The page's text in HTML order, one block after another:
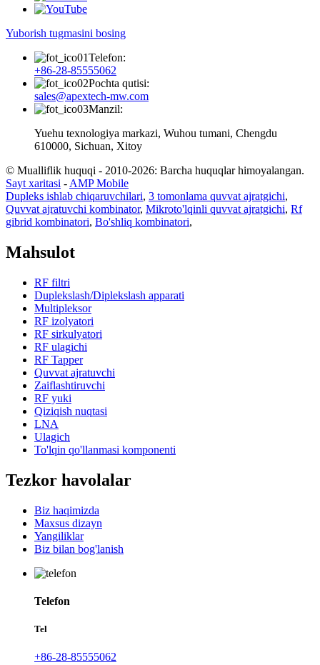
Yuborish tugmasini bosing
Telefon:
+86-28-85555062
Pochta qutisi:
sales@apextech-mw.com
Manzil:
Yuehu texnologiya markazi, Wuhou tumani, Chengdu
610000, Sichuan, Xitoy
© Mualliflik huquqi - 2010-2026: Barcha huquqlar himoyalangan.
Sayt xaritasi - AMP Mobile
Dupleks ishlab chiqaruvchilari, 3 tomonlama quvvat ajratgichi,
Quvvat ajratuvchi kombinator, Mikroto'lqinli quvvat ajratgichi, Rf
gibrid kombinatori, Bo'shliq kombinatori,
Mahsulot
RF filtri
Duplekslash/Diplekslash apparati
Multipleksor
RF izolyatori
RF sirkulyatori
RF ulagichi
RF Tapper
Quvvat ajratuvchi
Zaiflashtiruvchi
RF yuki
Qiziqish nuqtasi
LNA
Ulagich
To'lqin qo'llanmasi komponenti
Tezkor havolalar
Biz haqimizda
Maxsus dizayn
Yangiliklar
Biz bilan bog'lanish
Telefon
Tel
+86-28-85555062